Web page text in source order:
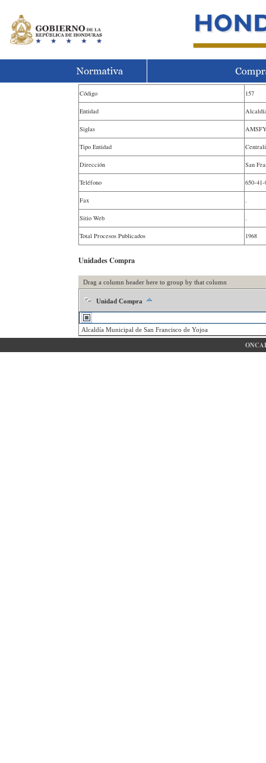
Código 157
Entidad
Siglas
Tipo Entidad
Dirección San
Teléfono 650-41-
Fax .
Sitio Web .
Total Procesos Publicados 1968
Unidades Compra
Drag a column header here to group by that column
Unidad Compra
Alcaldía Municipal de San Francisco de Yojoa